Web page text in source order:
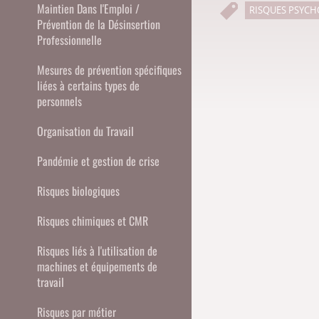
Maintien Dans l'Emploi /
Prévention de la Désinsertion
Professionnelle
Mesures de prévention spécifiques
liées à certains types de
personnels
Organisation du Travail
Pandémie et gestion de crise
Risques biologiques
Risques chimiques et CMR
Risques liés à l'utilisation de
machines et équipements de
travail
Risques par métier
RISQUES